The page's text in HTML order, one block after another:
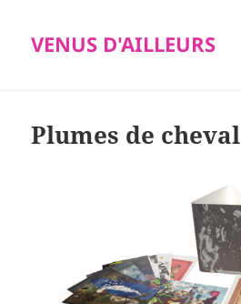
VENUS D'AILLEURS
Plumes de cheval